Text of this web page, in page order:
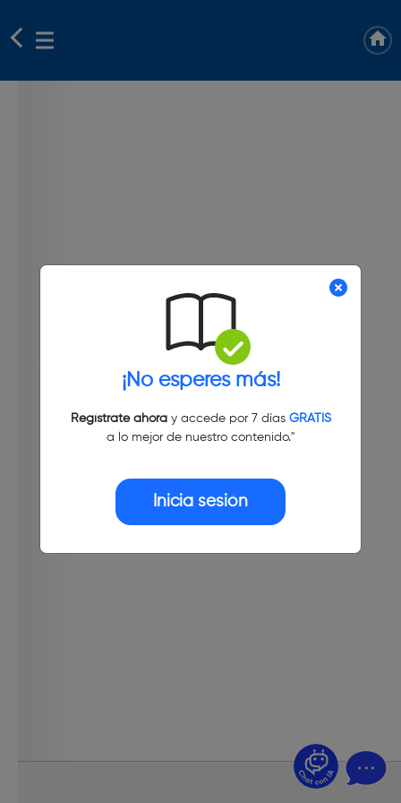
¡No esperes más!
Regístrate ahoray accede por 7 días GRATIS
a lo mejor de nuestro contenido."
Inicia sesión